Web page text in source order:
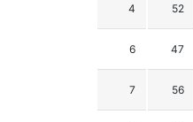
4 52
6 47
7 56